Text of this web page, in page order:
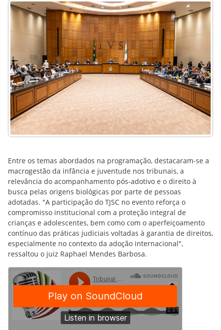
Entre os temas abordados na programação, destacaram-se a
macrogestão da infância e juventude nos tribunais, a
relevância do acompanhamento pós-adotivo e o direito à
busca pelas origens biológicas por parte de pessoas
adotadas. "A participação do TJSC no evento reforça o
compromisso institucional com a proteção integral de
crianças e adolescentes, bem como com o aperfeiçoamento
contínuo das práticas judiciais voltadas à garantia de direitos,
especialmente no contexto da adoção internacional",
ressaltou o juiz Raphael Mendes Barbosa.